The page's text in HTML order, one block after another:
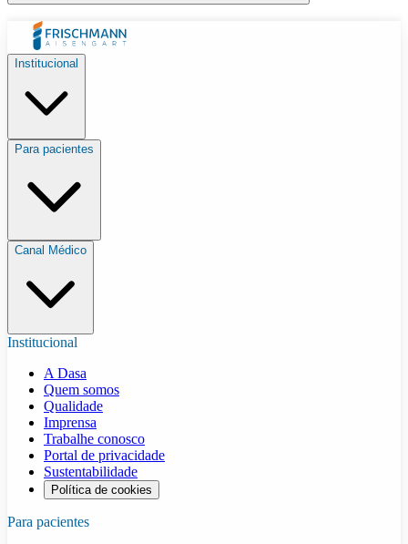
Institucional
Para pacientes
Canal Médico
Institucional
A Dasa
Quem somos
Qualidade
Imprensa
Trabalhe conosco
Portal de privacidade
Sustentabilidade
Política de cookies
Para pacientes